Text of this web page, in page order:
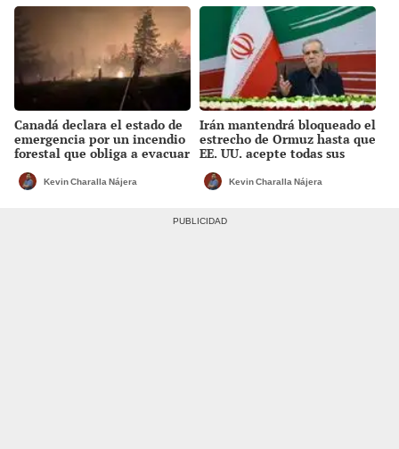
Canadá declara el estado de
emergencia por un incendio
forestal que obliga a evacuar
Kevin Charalla Nájera
Irán mantendrá bloqueado el
estrecho de Ormuz hasta que
EE. UU. acepte todas sus
sanciones
Kevin Charalla Nájera